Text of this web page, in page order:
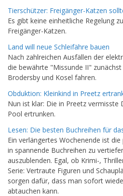
Tierschützer: Freigänger-Katzen
Es gibt keine einheitliche Regelung
Freigänger-Katzen.
Land will neue Schleifähre bauen
Nach zahlreichen Ausfällen der
die bewährte "Missunde II"
Brodersby und Kosel fahren.
Obduktion: Kleinkind in Preetz
Nun ist klar: Die in Preetz vermisste
Pool ertrunken.
Lesen: Die besten Buchreihen für
Ein verlängertes Wochenende ist
in spannende Buchreihen zu
auszublenden. Egal, ob Krimi-,
Serie: Vertraute Figuren und
sorgen dafür, dass man sofort
abtauchen kann.